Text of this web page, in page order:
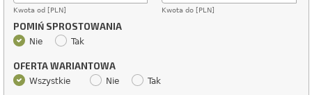
Kwota od [PLN] Kwota do [PLN]
POMIŃ SPROSTOWANIA
Nie Tak
OFERTA WARIANTOWA
Wszystkie Nie Tak